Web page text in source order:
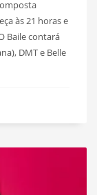
às 21 horas e
Baile contará
DMT e Belle